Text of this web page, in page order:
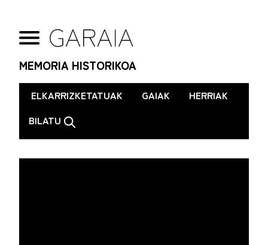
MEMORIA HISTORIKOA
. ELKARRIZKETATUAK GAIAK
HERRIAK
BILATU